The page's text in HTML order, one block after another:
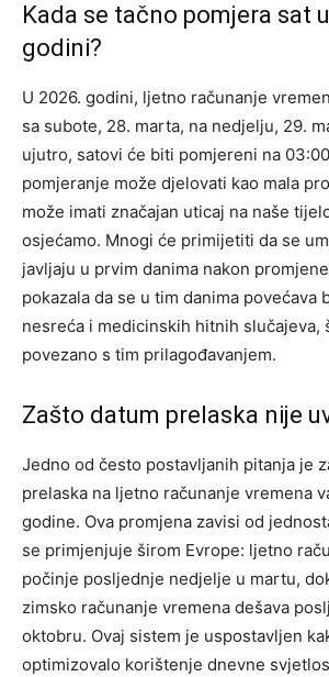
Kada se tačno pomjera sat
godini?
U 2026. godini, ljetno računanje
sa subote, 28. marta, na nedjelju, 29.
ujutro, satovi će biti pomjereni na
pomjeranje može djelovati kao mala
može imati značajan uticaj na naše
osjećamo. Mnogi će primijetiti da se
javljaju u prvim danima nakon
pokazala da se u tim danima povećava
nesreća i medicinskih hitnih slučajeva,
povezano s tim prilagođavanjem.
Zašto datum prelaska nije
Jedno od često postavljanih pitanja je
prelaska na ljetno računanje vremena
godine. Ova promjena zavisi od
se primjenjuje širom Evrope: ljetno
počinje posljednje nedjelje u martu,
zimsko računanje vremena dešava
oktobru. Ovaj sistem je uspostavljen
optimizovalo korištenje dnevne